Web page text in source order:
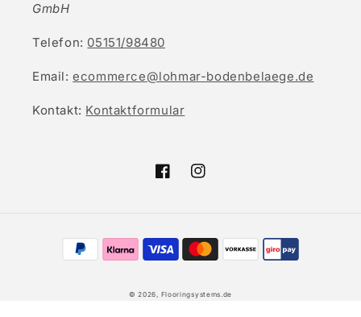
GmbH
Telefon: 05151/98480
Email:ecommerce@lohmar-bodenbelaege.de
Kontakt: Kontaktformular
FacebookInstagram
Zahlungsmethoden
© 2026, Flooringsystems.de